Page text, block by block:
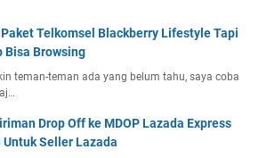
Telkomsel Blackberry Lifestyle Tapi
Bisa Browsing
teman-teman ada yang belum tahu, saya coba
Drop Off ke MDOP Lazada Express
Untuk Seller Lazada